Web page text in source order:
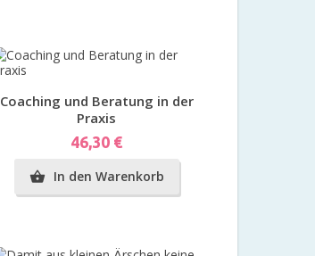
Vorschau
Coaching und Beratung in der
Praxis
Preis
46,30 €
 In den Warenkorb